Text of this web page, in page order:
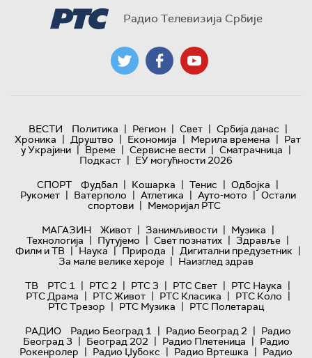
Радио Телевизија Србије
ВЕСТИ Политика | Регион | Свет | Србија данас |
Хроника | Друштво | Економија | Мерила времена | Рат
у Украјини | Време | Сервисне вести | Сматрачница |
Подкаст | ЕУ могућности 2026
СПОРТ
Фудбал | Кошарка | Тенис | Одбојка |
Рукомет | Ватерполо | Атлетика | Ауто-мото | Остали
спортови | Меморијал РТС
МАГАЗИН
Живот | Занимљивости | Музика |
Технологијa | Путујемо | Свет познатих | Здравље |
Филм и ТВ | Наука | Природа | Дигитални предузетник |
За мале велике хероје | Наизглед здрав
ТВ
РТС 1 | РТС 2 | РТС 3 | РТС Свет | РТС Наука |
РТС Драма | РТС Живот | РТС Класика | РТС Коло |
РТС Трезор | РТС Музика | РТС Полетарац
РАДИО
Радио Београд 1 | Радио Београд 2 | Радио
Београд 3 | Београд 202 | Радио Плетеница | Радио
Рокенролер | Радио Џубокс | Радио Вртешка | Радио